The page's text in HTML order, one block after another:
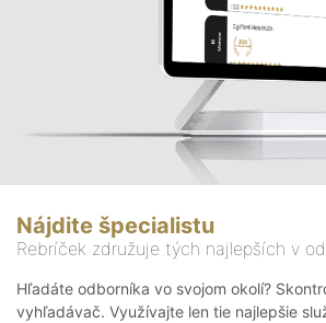
Nájdite špecialistu
Rebríček združuje tých najlepších v
Hľadáte odborníka vo svojom okolí?
vyhľadávač. Využívajte len tie najlepšie